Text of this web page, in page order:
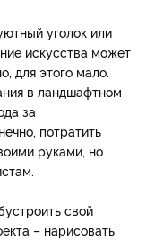
уголок или
искусства может
для этого мало.
в ландшафтном
за
потратить
руками, но
свой
– нарисовать